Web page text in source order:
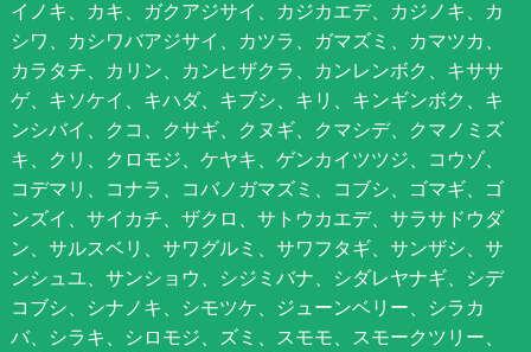
イノキ、カキ、ガクアジサイ、カジカエデ、カジノキ、カ
シワ、カシワバアジサイ、カツラ、ガマズミ、カマツカ、
カラタチ、カリン、カンヒザクラ、カンレンボク、キササ
ゲ、キソケイ、キハダ、キブシ、キリ、キンギンボク、キ
ンシバイ、クコ、クサギ、クヌギ、クマシデ、クマノミズ
キ、クリ、クロモジ、ケヤキ、ゲンカイツツジ、コウゾ、
コデマリ、コナラ、コバノガマズミ、コブシ、ゴマギ、ゴ
ンズイ、サイカチ、ザクロ、サトウカエデ、サラサドウダ
ン、サルスベリ、サワグルミ、サワフタギ、サンザシ、サ
ンシュユ、サンショウ、シジミバナ、シダレヤナギ、シデ
コブシ、シナノキ、シモツケ、ジューンベリー、シラカ
バ、シラキ、シロモジ、ズミ、スモモ、スモークツリー、